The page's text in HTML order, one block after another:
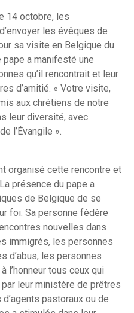
14 octobre, les
les évêques de
sa visite en Belgique du
a manifesté une
qu’il rencontrait et leur
d’amitié. « Votre visite,
aux chrétiens de notre
leur diversité, avec
l’Évangile ».
organisé cette rencontre et
présence du pape a
de Belgique de se
foi. Sa personne fédère
nouvelles dans
immigrés, les personnes
d’abus, les personnes
l’honneur tous ceux qui
leur ministère de prêtres
pastoraux ou de